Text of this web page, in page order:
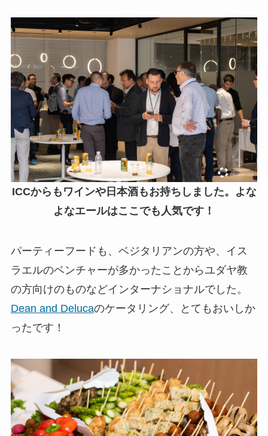
ICCからもワインや日本酒もお持ちしました。よな
よなエールはここでも人気です！
パーティーフードも、ベジタリアンの方や、イス
ラエルのベンチャーが多かったことからユダヤ教
の方向けのものなどインターナショナルでした。
Dean and Delucaのケータリング、とてもおいしか
ったです！